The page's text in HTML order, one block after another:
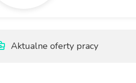
Aktualne oferty pracy